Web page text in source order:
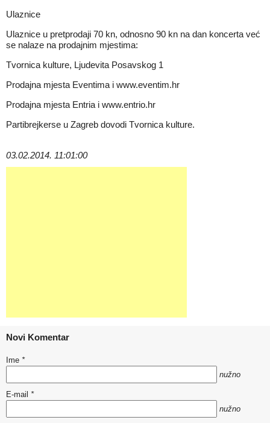
Ulaznice
Ulaznice u pretprodaji 70 kn, odnosno 90 kn na dan koncerta već
se nalaze na prodajnim mjestima:
Tvornica kulture, Ljudevita Posavskog 1
Prodajna mjesta Eventima i www.eventim.hr
Prodajna mjesta Entria i www.entrio.hr
Partibrejkerse u Zagreb dovodi Tvornica kulture.
03.02.2014. 11:01:00
Novi Komentar
Ime *
nužno
E-mail *
nužno